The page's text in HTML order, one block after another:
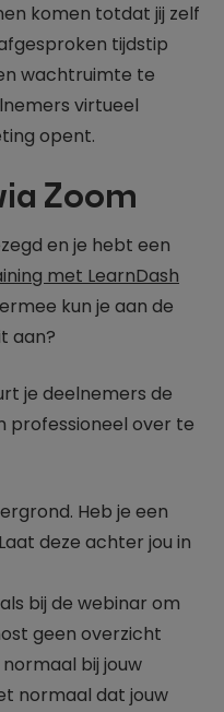
komen totdat jij zelf
tijdstip
wachtruimte te
virtueel
opent.
Zoom
en je hebt een
met LearnDash
kun je aan de
aan?
je deelnemers de
professioneel over te
Heb je een
deze achter jou in
bij de webinar om
geen overzicht
bij jouw
normaal dat jouw